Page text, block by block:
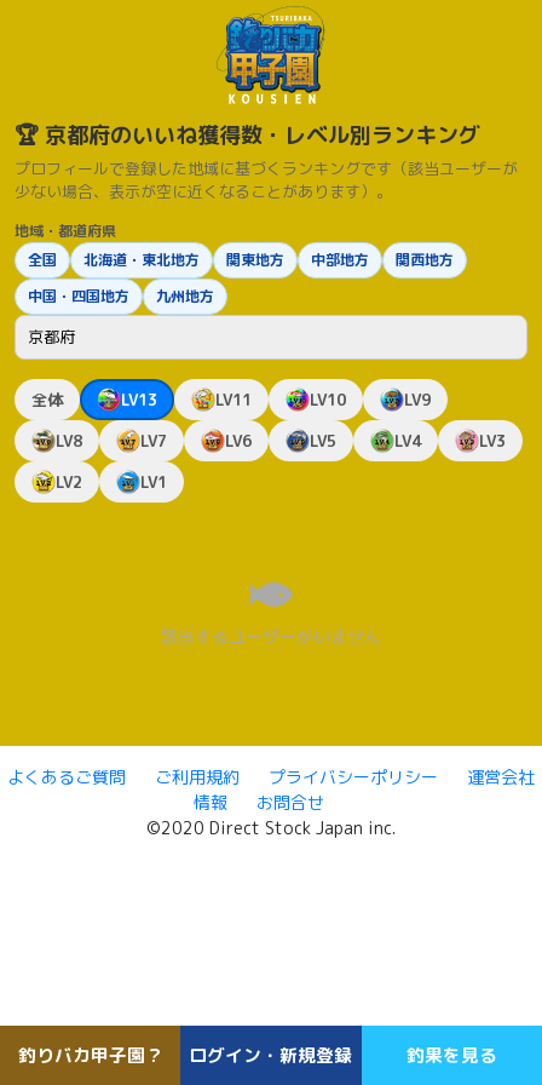
🏆 京都府のいいね獲得数・レベル別ランキング
プロフィールで登録した地域に基づくランキングです（該当ユーザーが
少ない場合、表示が空に近くなることがあります）。
地域・都道府県
全国
北海道・東北地方 関東地方 中部地方
関西地方
中国・四国地方
九州地方
都道府県
全体 LV13 LV11 LV10
LV9
LV8
LV7 LV6 LV5 LV4
LV3
LV2
LV1
該当するユーザーがいません
よくあるご質問 ご利用規約 プライバシーポリシー
運営会社
情報
お問合せ
©2020 Direct Stock Japan inc.
釣りバカ甲子園？ ログイン・新規登録 釣果を見る